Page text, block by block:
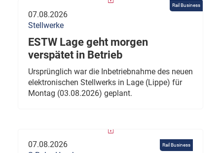
Rail Business
07.08.2026
Stellwerke
ESTW Lage geht morgen
verspätet in Betrieb
Ursprünglich war die Inbetriebnahme des neuen
elektronischen Stellwerks in Lage (Lippe) für
Montag (03.08.2026) geplant.
Rail Business
07.08.2026